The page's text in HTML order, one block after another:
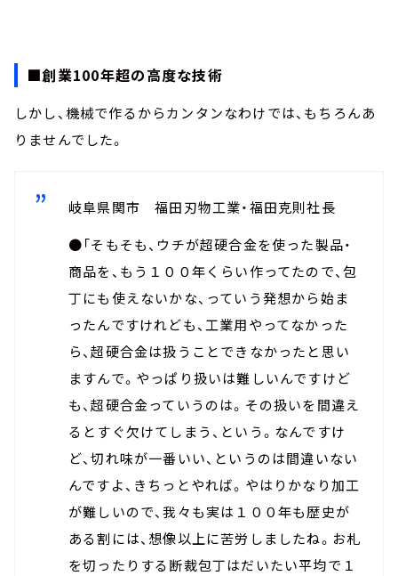
■創業100年超の高度な技術
しかし、機械で作るからカンタンなわけでは、もちろんあ
りませんでした。
岐阜県関市 福田刃物工業・福田克則社長
●「そもそも、ウチが超硬合金を使った製品・
商品を、もう１００年くらい作ってたので、包
丁にも使えないかな、っていう発想から始ま
ったんですけれども、工業用やってなかった
ら、超硬合金は扱うことできなかったと思い
ますんで。やっぱり扱いは難しいんですけど
も、超硬合金っていうのは。その扱いを間違え
るとすぐ欠けてしまう、という。なんですけ
ど、切れ味が一番いい、というのは間違いない
んですよ、きちっとやれば。やはりかなり加工
が難しいので、我々も実は１００年も歴史が
ある割には、想像以上に苦労しましたね。お札
を切ったりする断裁包丁はだいたい平均で１